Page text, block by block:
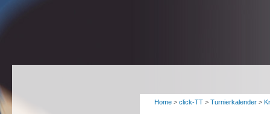
Home > click-TT > Turnierkalender >